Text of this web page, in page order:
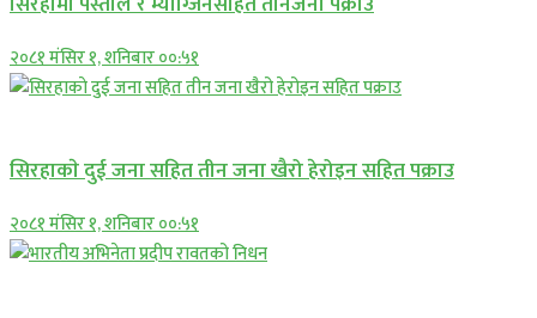
२०८१ मंसिर १, शनिबार ००:५१
सिरहाकाे दुई जना सहित तीन जना खैरो हेरोइन सहित पक्राउ
२०८१ मंसिर १, शनिबार ००:५१